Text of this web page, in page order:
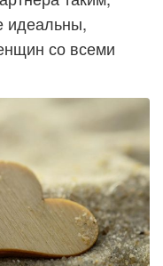
идеальны,
со всеми